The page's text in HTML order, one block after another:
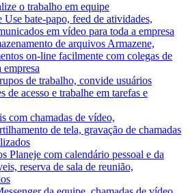
o trabalho em equipe
Use bate-papo, feed de atividades,
em vídeo para toda a empresa
de arquivos Armazene,
on-line facilmente com colegas de
de trabalho, convide usuários
de acesso e trabalhe em tarefas e
com chamadas de vídeo,
de tela, gravação de chamadas
Planeje com calendário pessoal e da
reserva de sala de reunião,